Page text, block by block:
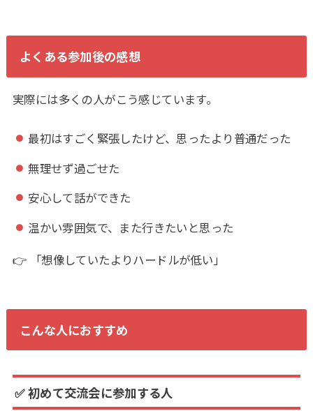
よくある参加後の感想
実際には多くの人がこう感じています。
最初はすごく緊張したけど、思ったより普通だった
無理せず過ごせた
安心して話ができた
温かい雰囲気で、また行きたいと思った
👉 「想像していたよりハードルが低い」
こんな人におすすめ
✅ 初めて交流会に参加する人